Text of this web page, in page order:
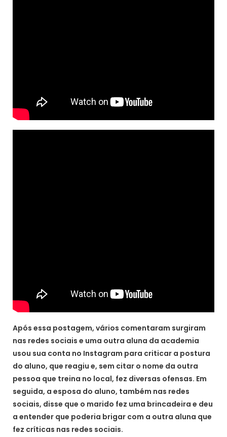
Após essa postagem, vários comentaram surgiram
nas redes sociais e uma outra aluna da academia
usou sua conta no Instagram para criticar a postura
do aluno, que reagiu e, sem citar o nome da outra
pessoa que treina no local, fez diversas ofensas. Em
seguida, a esposa do aluno, também nas redes
sociais, disse que o marido fez uma brincadeira e deu
a entender que poderia brigar com a outra aluna que
fez críticas nas redes sociais.